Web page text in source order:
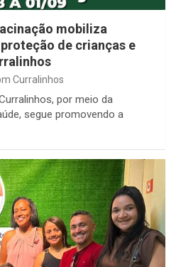
mobiliza
de crianças e
Curralinhos
por meio da
segue promovendo a